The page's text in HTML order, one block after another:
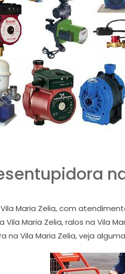
Maria Zelia, com
Maria Zelia, ralos na Vila
na Vila Maria Zelia, veja